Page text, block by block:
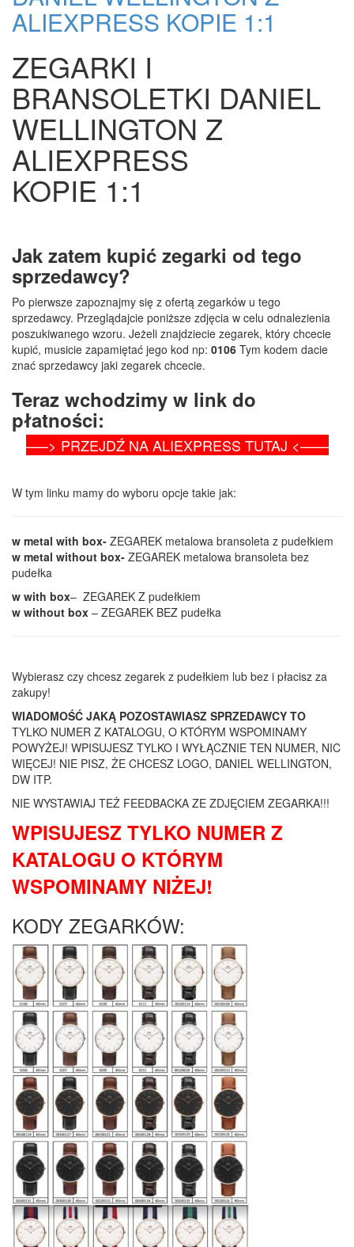
ALIEXPRESS KOPIE 1:1
ZEGARKI I
BRANSOLETKI DANIEL
WELLINGTON Z
ALIEXPRESS
KOPIE 1:1
Jak zatem kupić zegarki od tego
sprzedawcy?
Po pierwsze zapoznajmy się z ofertą zegarków u tego
sprzedawcy. Przeglądajcie poniższe zdjęcia w celu odnalezienia
poszukiwanego wzoru. Jeżeli znajdziecie zegarek, który chcecie
kupić, musicie zapamiętać jego kod np: 0106 Tym kodem dacie
znać sprzedawcy jaki zegarek chcecie.
Teraz wchodzimy w link do
płatności:
—–> PRZEJDŹ NA ALIEXPRESS TUTAJ <——
W tym linku mamy do wyboru opcje takie jak:
w metal with box- ZEGAREK metalowa bransoleta z pudełkiem
w metal without box- ZEGAREK metalowa bransoleta bez
pudełka
w with box– ZEGAREK Z pudełkiem
w without box – ZEGAREK BEZ pudełka
Wybierasz czy chcesz zegarek z pudełkiem lub bez i płacisz za
zakupy!
WIADOMOŚĆ JAKĄ POZOSTAWIASZ SPRZEDAWCY TO
TYLKO NUMER Z KATALOGU, O KTÓRYM WSPOMINAMY
POWYŻEJ! WPISUJESZ TYLKO I WYŁĄCZNIE TEN NUMER, NIC
WIĘCEJ! NIE PISZ, ŻE CHCESZ LOGO, DANIEL WELLINGTON,
DW ITP.
NIE WYSTAWIAJ TEŻ FEEDBACKA ZE ZDJĘCIEM ZEGARKA!!!
WPISUJESZ TYLKO NUMER Z
KATALOGU O KTÓRYM
WSPOMINAMY NIŻEJ!
KODY ZEGARKÓW: